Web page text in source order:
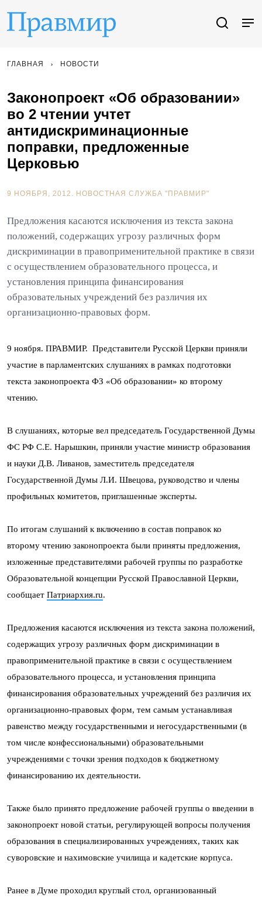
ГЛАВНАЯ НОВОСТИ
Законопроект «Об образовании»
во 2 чтении учтет
антидискриминационные
поправки, предложенные
Церковью
9 НОЯБРЯ, 2012. НОВОСТНАЯ СЛУЖБА "ПРАВМИР"
Предложения касаются исключения из текста закона
положений, содержащих угрозу различных форм
дискриминации в правоприменительной практике в связи
с осуществлением образовательного процесса, и
установления принципа финансирования
образовательных учреждений без различия их
организационно-правовых форм.
9 ноября. ПРАВМИР. Представители Русской Церкви приняли
участие в парламентских слушаниях в рамках подготовки
текста законопроекта ФЗ «Об образовании» ко второму
чтению.
В слушаниях, которые вел председатель Государственной Думы
ФС РФ С.Е. Нарышкин, приняли участие министр образования
и науки Д.В. Ливанов, заместитель председателя
Государственной Думы Л.И. Швецова, руководство и члены
профильных комитетов, приглашенные эксперты.
По итогам слушаний к включению в состав поправок ко
второму чтению законопроекта были приняты предложения,
изложенные представителями рабочей группы по разработке
Образовательной концепции Русской Православной Церкви,
сообщает Патриархия.ru.
Предложения касаются исключения из текста закона положений,
содержащих угрозу различных форм дискриминации в
правоприменительной практике в связи с осуществлением
образовательного процесса, и установления принципа
финансирования образовательных учреждений без различия их
организационно-правовых форм, тем самым устанавливая
равенство между государственными и негосударственными (в
том числе конфессиональными) образовательными
учреждениями с точки зрения подходов к бюджетному
финансированию их деятельности.
Также было принято предложение рабочей группы о введении в
законопроект новой статьи, регулирующей вопросы получения
образования в специализированных учреждениях, таких как
суворовские и нахимовские училища и кадетские корпуса.
Ранее в Думе проходил круглый стол, организованный